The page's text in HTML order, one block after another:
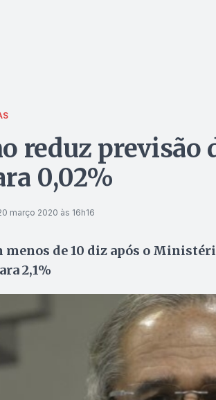
reduz previsão
0,02%
março 2020 às 16h16
menos de 10 diz após o
2,1%